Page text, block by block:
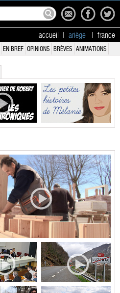
accueil ariège france
EN BREF OPINIONS BRÈVES ANIMATIONS